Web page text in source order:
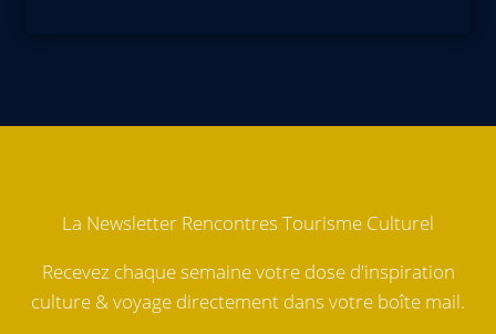
La Newsletter Rencontres Tourisme Culturel
Recevez chaque semaine votre dose d'inspiration
culture & voyage directement dans votre boîte mail.